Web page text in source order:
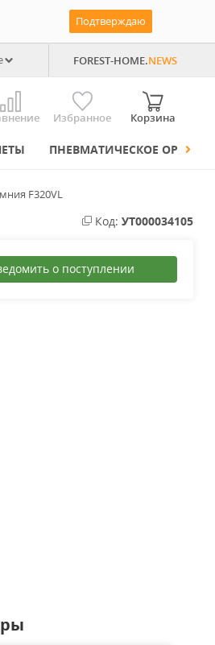
Подтверждаю
FOREST-HOME.NEWS
Избранное Корзина
ПНЕВМАТИЧЕСКОЕ ОРУЖИЕ
F320VL
Код: УТ000034105
о поступлении